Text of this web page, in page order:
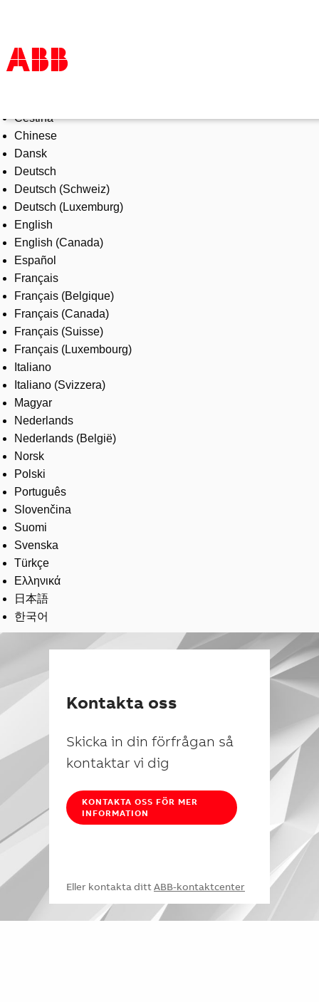
Produkter och tjänster
Industrier
Service
Om ABB
Här kan du köpa
Kontakta oss
Karriär på ABB
Čeština
Chinese
Dansk
Deutsch
Deutsch (Schweiz)
Deutsch (Luxemburg)
English
English (Canada)
Español
Français
Français (Belgique)
Français (Canada)
Français (Suisse)
Français (Luxembourg)
Italiano
Italiano (Svizzera)
Magyar
Nederlands
Nederlands (België)
Norsk
Polski
Português
Slovenčina
Suomi
Svenska
Türkçe
Ελληνικά
日本語
한국어
Kontakta oss
Skicka in din förfrågan så
kontaktar vi dig
KONTAKTA OSS FÖR MER
INFORMATION
Eller kontakta dittABB-kontaktcenter